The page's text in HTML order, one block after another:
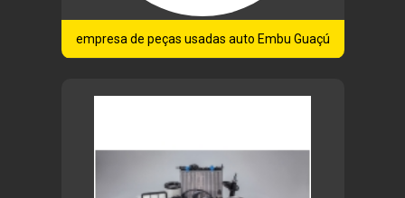
empresa de peças usadas auto Embu Guaçú